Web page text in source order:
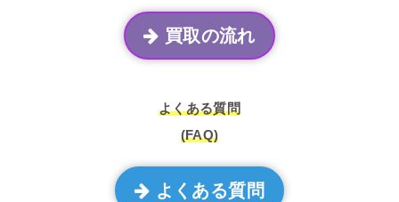
買取の流れ
よくある質問
(FAQ)
よくある質問